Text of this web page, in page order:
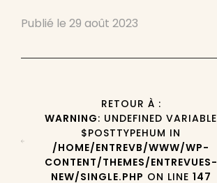
Publié le 29 août 2023
RETOUR À :
WARNING: UNDEFINED VARIABLE
$POSTTYPEHUM IN
/HOME/ENTREVB/WWW/WP-
CONTENT/THEMES/ENTREVUES-
NEW/SINGLE.PHP ON LINE 147